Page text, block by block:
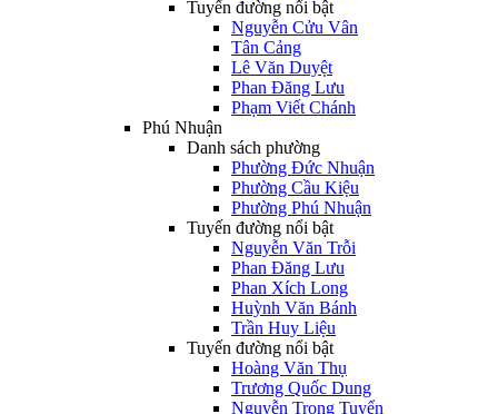
Tuyến đường nổi bật
Nguyễn Cửu Vân
Tân Cảng
Lê Văn Duyệt
Phan Đăng Lưu
Phạm Viết Chánh
Phú Nhuận
Danh sách phường
Phường Đức Nhuận
Phường Cầu Kiệu
Phường Phú Nhuận
Tuyến đường nổi bật
Nguyễn Văn Trỗi
Phan Đăng Lưu
Phan Xích Long
Huỳnh Văn Bánh
Trần Huy Liệu
Tuyến đường nổi bật
Hoàng Văn Thụ
Trương Quốc Dung
Nguyễn Trọng Tuyển